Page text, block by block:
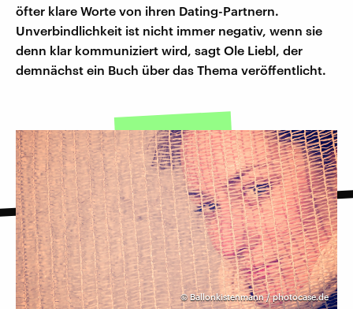
öfter klare Worte von ihren Dating-Partnern.
Unverbindlichkeit ist nicht immer negativ, wenn sie
denn klar kommuniziert wird, sagt Ole Liebl, der
demnächst ein Buch über das Thema veröffentlicht.
©Ballonkistenmann / photocase.de